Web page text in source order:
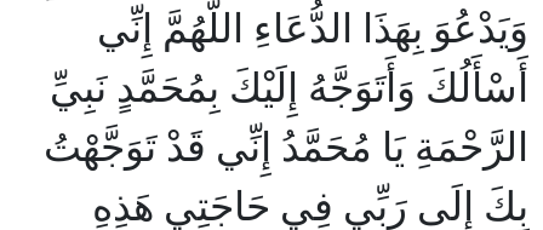
وَيَدْعُوَ بِهَذَا الدُّعَاءِ اللَّهُمَّ إِنِّي
أَسْأَلُكَ وَأَتَوَجَّهُ إِلَيْكَ بِمُحَمَّدٍ نَبِيِّ
الرَّحْمَةِ يَا مُحَمَّدُ إِنِّي قَدْ تَوَجَّهْتُ
بِكَ إِلَى رَبِّي فِي حَاجَتِي هَذِهِ